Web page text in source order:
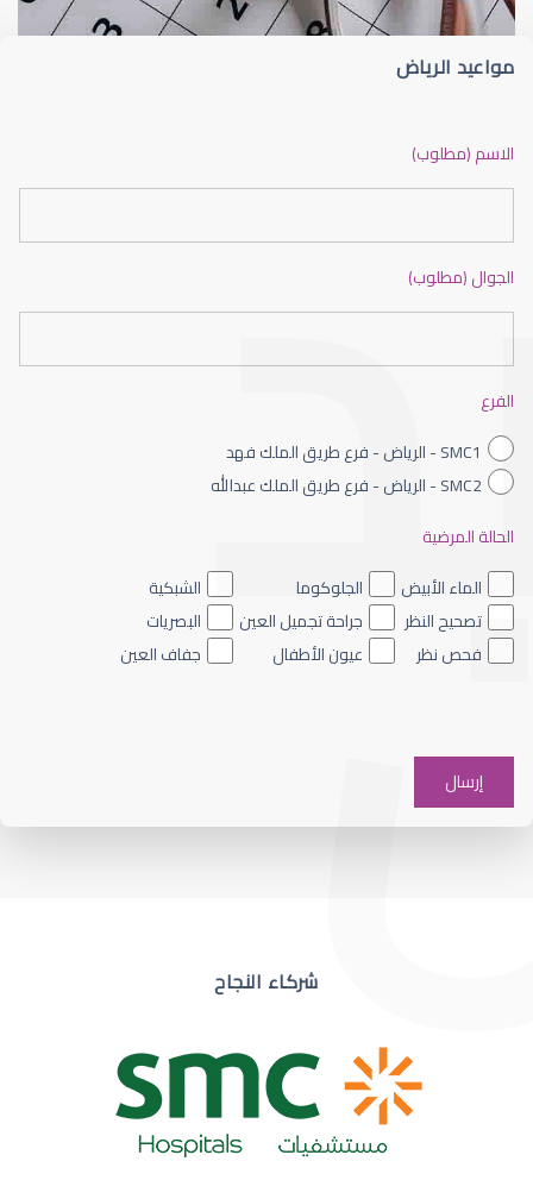
ضعف نظر الاطفال
ضعف نظر العين اليسرى
ضعف نظر مفاجئ
مواعيد الرياض
الاسم (مطلوب)
الجوال (مطلوب)
الفرع
SMC1 - الرياض - فرع طريق الملك فهد
SMC2 - الرياض - فرع طريق الملك عبدالله
الحالة المرضية
الماء الأبيض
الجلوكوما
الشبكية
تصحيح النظر
جراحة تجميل العين
البصريات
فحص نظر
عيون الأطفال جفاف العين
شركاء النجاح